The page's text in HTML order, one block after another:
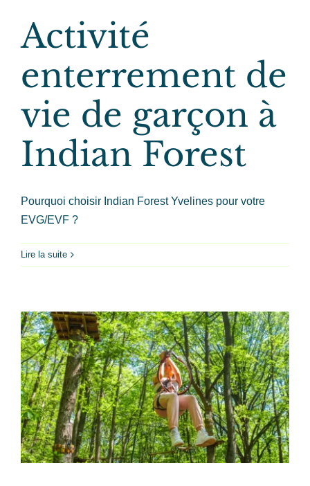
Activité
enterrement de
vie de garçon à
Indian Forest
Pourquoi choisir Indian Forest Yvelines pour votre
EVG/EVF ?
Lire la suite